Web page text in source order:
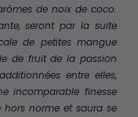
de noix de coco.
seront par la suite
de petites mangue
de fruit de la passion
entre elles,
incomparable finesse
hors norme et saura se